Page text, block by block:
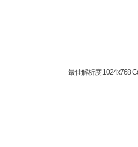
最佳解析度 1024x768